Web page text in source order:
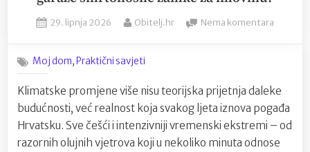
Posted
29. lipnja 2026 By
Obitelj.hr Nema komentarana
bujice,
a
Moj dom,Praktični savjeti
Klimatske promjene više nisu teorijska prijetnja daleke
budućnosti, već realnost koja svakog ljeta iznova pogađa
Hrvatsku. Sve češći i intenzivniji vremenski ekstremi – od
razornih olujnih vjetrova koji u nekoliko minuta odnose